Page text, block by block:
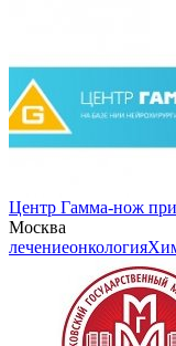
Центр Гамма-нож
Москва
лечениеонкология